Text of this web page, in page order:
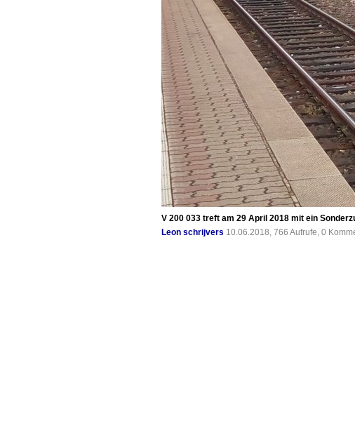
V 200 033 treft am 29 April 2018 mit ein
Leon schrijvers 10.06.2018, 766 Aufrufe, 0